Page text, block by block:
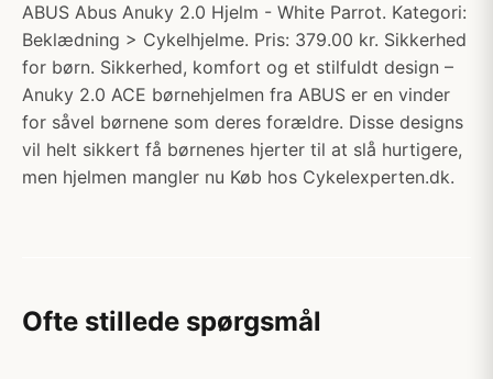
ABUS Abus Anuky 2.0 Hjelm - White Parrot. Kategori:
Beklædning > Cykelhjelme. Pris: 379.00 kr. Sikkerhed
for børn. Sikkerhed, komfort og et stilfuldt design –
Anuky 2.0 ACE børnehjelmen fra ABUS er en vinder
for såvel børnene som deres forældre. Disse designs
vil helt sikkert få børnenes hjerter til at slå hurtigere,
men hjelmen mangler nu Køb hos Cykelexperten.dk.
Ofte stillede spørgsmål